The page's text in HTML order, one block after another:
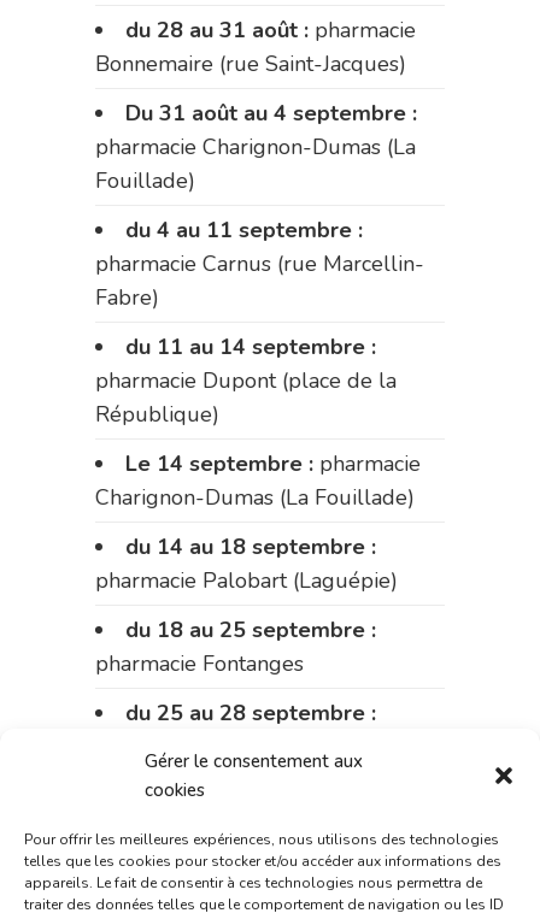
Gérer le consentement aux
cookies
Pour offrir les meilleures expériences, nous utilisons des technologies
telles que les cookies pour stocker et/ou accéder aux informations des
appareils. Le fait de consentir à ces technologies nous permettra de
traiter des données telles que le comportement de navigation ou les ID
du 28 au 31 août : pharmacie
Bonnemaire (rue Saint-Jacques)
Du 31 août au 4 septembre :
pharmacie Charignon-Dumas (La
Fouillade)
du 4 au 11 septembre :
pharmacie Carnus (rue Marcellin-
Fabre)
du 11 au 14 septembre :
pharmacie Dupont (place de la
République)
Le 14 septembre : pharmacie
Charignon-Dumas (La Fouillade)
du 14 au 18 septembre :
pharmacie Palobart (Laguépie)
du 18 au 25 septembre :
pharmacie Fontanges
du 25 au 28 septembre :
pharmacie du marché (2 allées
Aristide Briand)
Du 28 septembre au 1er
octobre :pharmacie Charignon-
Dumas (La Fouillade)